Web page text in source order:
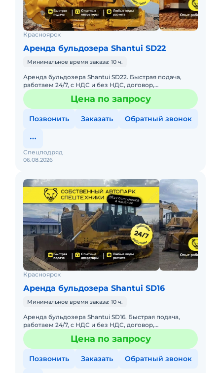
Красноярск
Аренда бульдозера Shantui SD22
Минимальное время заказа: 10 ч.
Аренда бульдозера Shantui SD22. Быстрая подача,
работаем 24/7, с НДС и без НДС, договор,
закрывающие документы. АРЕНДА БУЛЬДОЗЕРА
SHANTUI SD22Предоставляем в а
Цена по запросу
Позвонить Заказать Обратный звонок
06.08.2026
Спецподряд
Красноярск
Аренда бульдозера Shantui SD16
Минимальное время заказа: 10 ч.
Аренда бульдозера Shantui SD16. Быстрая подача,
работаем 24/7, с НДС и без НДС, договор,
закрывающие документы. АРЕНДА БУЛЬДОЗЕРА
SHANTUI SD16Предоставляем в а
Цена по запросу
Позвонить Заказать Обратный звонок